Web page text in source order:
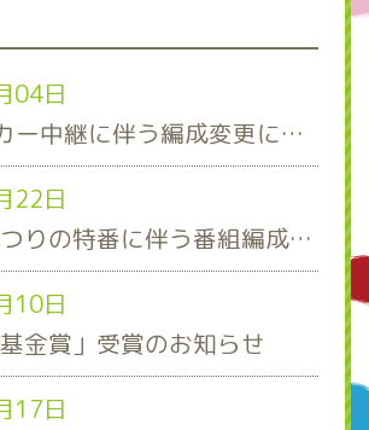
04日
8/8のサッカー中継に伴う編成変更について
22日
おいでんまつりの特番に伴う番組編成について
10日
金賞」受賞のお知らせ
17日